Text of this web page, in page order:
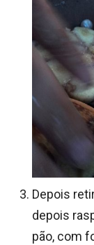
Depois
depois
pão, com